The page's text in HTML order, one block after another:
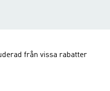
från vissa rabatter